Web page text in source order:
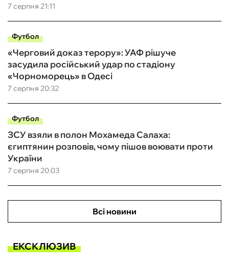
7 серпня 21:11
Футбол
7 серпня 20:32
«Черговий доказ терору»: УАФ рішуче
засудила російський удар по стадіону
«Чорноморець» в Одесі
Футбол
7 серпня 20:03
ЗСУ взяли в полон Мохамеда Салаха:
єгиптянин розповів, чому пішов воювати проти
України
Всі новини
ЕКСКЛЮЗИВ